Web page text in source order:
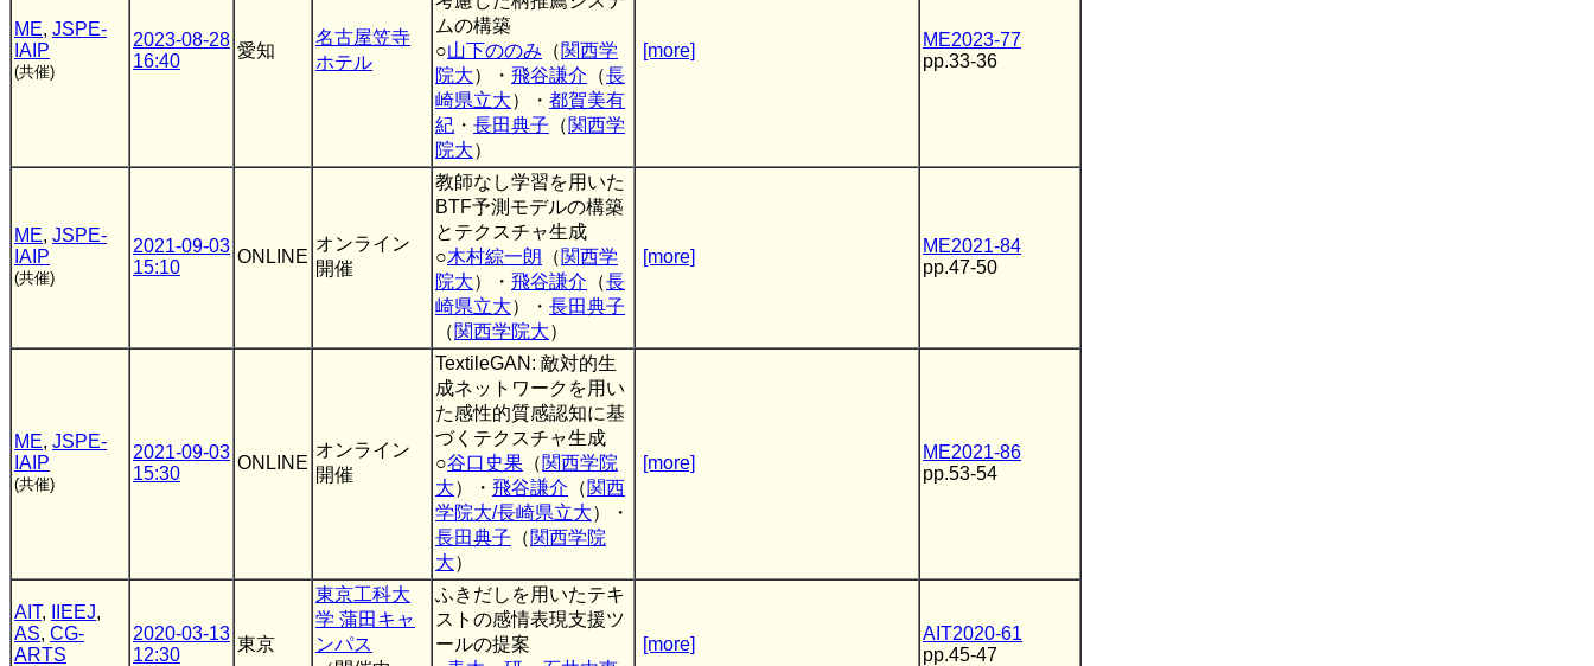
ME, JSPE-
IAIP
(共催)
2023-08-28
16:40
愛知
名古屋笠寺
ホテル
ムの構築
○山下ののみ （関西学
院大）・ 飛谷謙介 （長
崎県立大）・ 都賀美有
紀 ・ 長田典子 （関西学
院大）
[more]
ME2023-77
pp.33-36
ME, JSPE-
IAIP
(共催)
2021-09-03
15:10
ONLINE
オンライン
開催
教師なし学習を用いた
BTF予測モデルの構築
とテクスチャ生成
○木村綜一朗 （関西学
院大）・ 飛谷謙介 （長
崎県立大）・ 長田典子
（関西学院大）
[more]
ME2021-84
pp.47-50
ME, JSPE-
IAIP
(共催)
2021-09-03
15:30
ONLINE
オンライン
開催
TextileGAN: 敵対的生
成ネットワークを用い
た感性的質感認知に基
づくテクスチャ生成
○谷口史果 （関西学院
大）・ 飛谷謙介 （関西
学院大/長崎県立大）・
長田典子 （関西学院
大）
[more]
ME2021-86
pp.53-54
AIT, IIEEJ,
AS, CG-
ARTS
2020-03-13
12:30
東京
東京工科大
学 蒲田キャ
ンパス
ふきだしを用いたテキ
ストの感情表現支援ツ
ールの提案
[more]
AIT2020-61
pp.45-47